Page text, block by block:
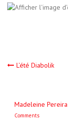
l’article
L’été Diabolik
Madeleine
Comments